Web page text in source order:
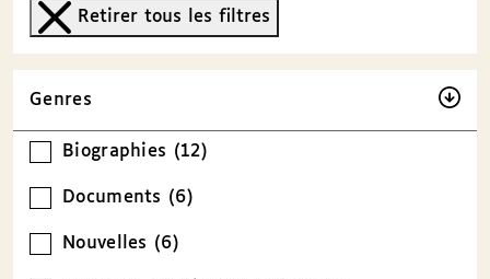
Retirer tous les filtres
Genres
Biographies (12)
Documents (6)
Nouvelles (6)